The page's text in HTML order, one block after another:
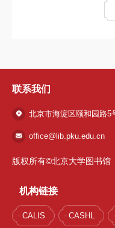
联系我们
北京市海淀区颐和园路5
office@lib.pku.edu.cn
版权所有©北京大学图书馆
机构链接
CALIS CASHL